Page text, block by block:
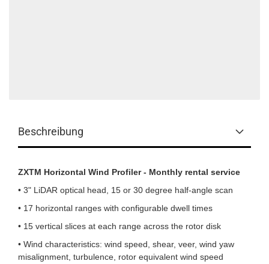
Beschreibung
ZXTM Horizontal Wind Profiler - Monthly rental service
• 3" LiDAR optical head, 15 or 30 degree half-angle scan
• 17 horizontal ranges with configurable dwell times
• 15 vertical slices at each range across the rotor disk
• Wind characteristics: wind speed, shear, veer, wind yaw
misalignment, turbulence, rotor equivalent wind speed